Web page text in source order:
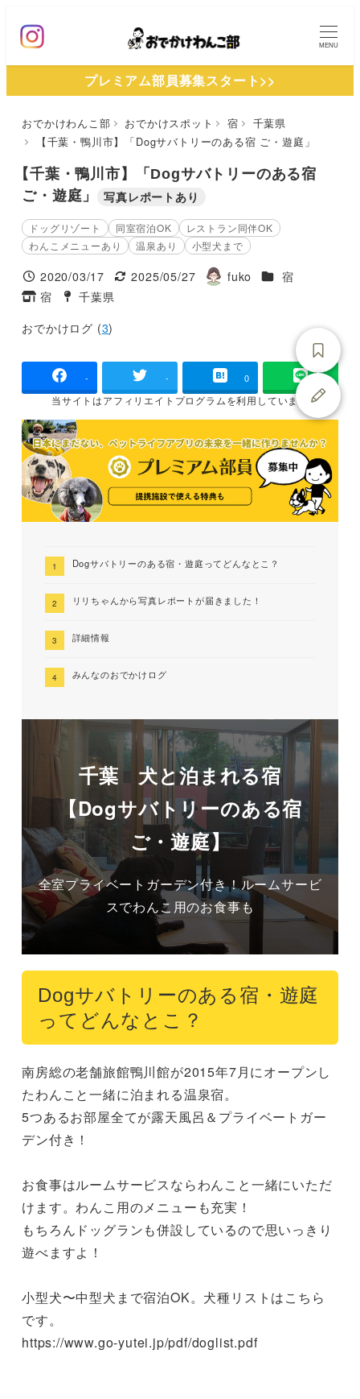
ン
MENU
プレミアム部員募集スタート>>
おでかけわんこ部 おでかけスポット 宿
千葉県
【千葉・鴨川市】「Dogサバトリーのある宿 ご・遊庭」
【千葉・鴨川市】「Dogサバトリーのある宿
ご・遊庭」
写真レポートあり
ドッグリゾート 同室宿泊OK
レストラン同伴OK
わんこメニューあり
温泉あり 小型犬まで
投稿日
2020/03/17
更新日
2025/05/27
著
fuko 施設ジャンル
宿
タグ
宿
タグ
千葉県
おでかけログ (3)
- - 0
当サイトはアフィリエイトプログラムを利用しています
Dogサバトリーのある宿・遊庭ってどんなとこ？
リリちゃんから写真レポートが届きました！
詳細情報
みんなのおでかけログ
千葉 犬と泊まれる宿
【Dogサバトリーのある宿
ご・遊庭】
全室プライベートガーデン付き！ルームサービ
スでわんこ用のお食事も
Dogサバトリーのある宿・遊庭
ってどんなとこ？
南房総の老舗旅館鴨川館が2015年7月にオープンし
たわんこと一緒に泊まれる温泉宿。
5つあるお部屋全てが露天風呂＆プライベートガー
デン付き！
お食事はルームサービスならわんこと一緒にいただ
けます。わんこ用のメニューも充実！
もちろんドッグランも併設しているので思いっきり
遊べますよ！
小型犬〜中型犬まで宿泊OK。犬種リストはこちら
です。
https://www.go-yutei.jp/pdf/doglist.pdf